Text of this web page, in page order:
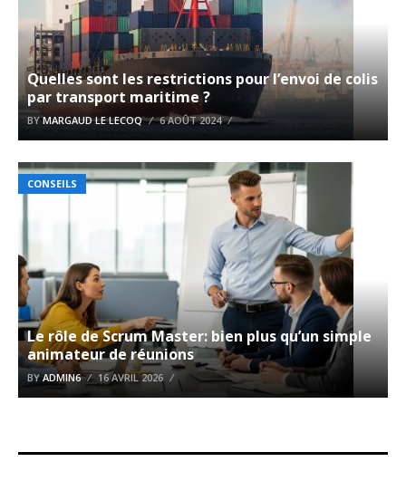
Quelles sont les restrictions pour l’envoi de colis
par transport maritime ?
BYMARGAUD LE LECOQ 6 AOÛT 2024
CONSEILS
Le rôle de Scrum Master: bien plus qu’un simple
animateur de réunions
BYADMIN6 16 AVRIL 2026